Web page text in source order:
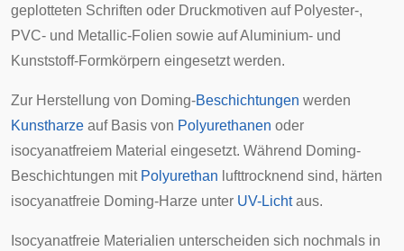
geplotteten Schriften oder Druckmotiven auf Polyester-,
PVC- und Metallic-Folien sowie auf Aluminium- und
Kunststoff-Formkörpern eingesetzt werden.
Zur Herstellung von Doming-Beschichtungen werden
Kunstharze auf Basis von Polyurethanen oder
isocyanatfreiem Material eingesetzt. Während Doming-
Beschichtungen mit Polyurethan lufttrocknend sind, härten
isocyanatfreie Doming-Harze unter UV-Lichtaus.
Isocyanatfreie Materialien unterscheiden sich nochmals in